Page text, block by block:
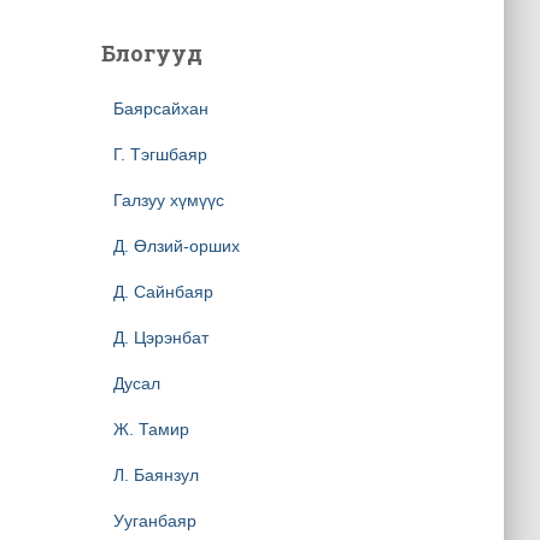
Блогууд
Баярсайхан
Г. Тэгшбаяр
Галзуу хүмүүс
Д. Өлзий-орших
Д. Сайнбаяр
Д. Цэрэнбат
Дусал
Ж. Тамир
Л. Баянзул
Ууганбаяр